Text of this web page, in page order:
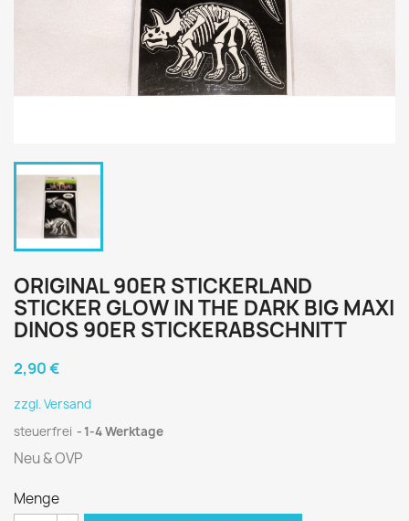
ORIGINAL 90ER STICKERLAND
STICKER GLOW IN THE DARK BIG MAXI
DINOS 90ER STICKERABSCHNITT
2,90 €
zzgl. Versand
steuerfrei
1-4 Werktage
Neu & OVP
Menge